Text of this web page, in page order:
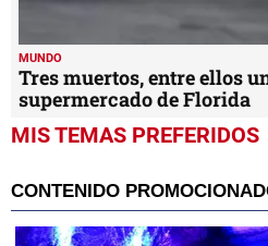
MUNDO
Tres muertos, entre ellos
supermercado de Florida
MIS TEMAS PREFERIDOS